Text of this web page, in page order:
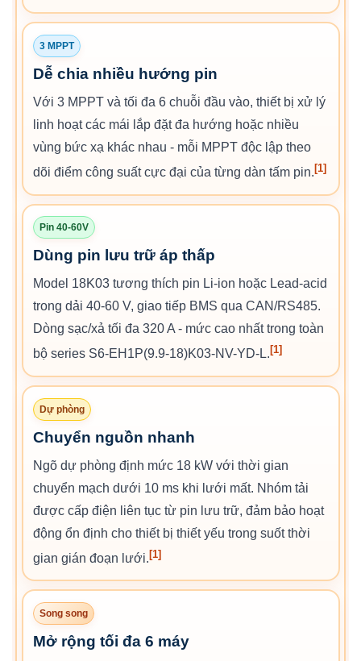
3 MPPT
Dễ chia nhiều hướng pin
Với 3 MPPT và tối đa 6 chuỗi đầu vào, thiết bị xử lý
linh hoạt các mái lắp đặt đa hướng hoặc nhiều
vùng bức xạ khác nhau - mỗi MPPT độc lập theo
dõi điểm công suất cực đại của từng dàn tấm pin. [1]
Pin 40-60V
Dùng pin lưu trữ áp thấp
Model 18K03 tương thích pin Li-ion hoặc Lead-acid
trong dải 40-60 V, giao tiếp BMS qua CAN/RS485.
Dòng sạc/xả tối đa 320 A - mức cao nhất trong toàn
bộ series S6-EH1P(9.9-18)K03-NV-YD-L. [1]
Dự phòng
Chuyển nguồn nhanh
Ngõ dự phòng định mức 18 kW với thời gian
chuyển mạch dưới 10 ms khi lưới mất. Nhóm tải
được cấp điện liên tục từ pin lưu trữ, đảm bảo hoạt
động ổn định cho thiết bị thiết yếu trong suốt thời
gian gián đoạn lưới.[1]
Song song
Mở rộng tối đa 6 máy